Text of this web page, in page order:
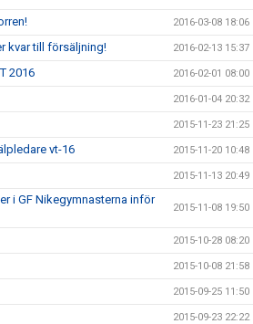
2016-03-08 18:06
kvar till försäljning! 2016-02-13 15:37
2016 2016-02-01 08:00
2016-01-04 20:32
2015-11-23 21:25
vt-16 2015-11-20 10:48
2015-11-13 20:49
i GF Nikegymnasterna inför
2015-11-08 19:50
2015-10-28 08:20
2015-10-08 21:58
2015-09-25 11:50
2015-09-23 22:22